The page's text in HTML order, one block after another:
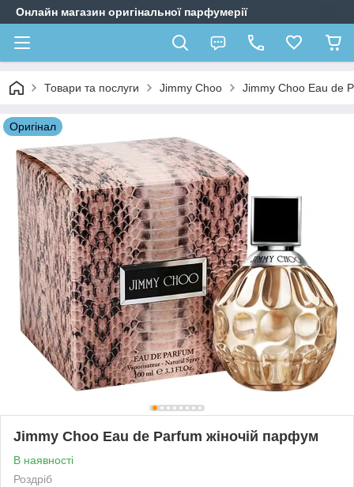
Онлайн магазин оригінальної парфумерії
Товари та послуги Jimmy Choo Jimmy Choo Eau de
Оригiнал
Jimmy Choo Eau de Parfum жіночій парфум
В наявності
Роздріб